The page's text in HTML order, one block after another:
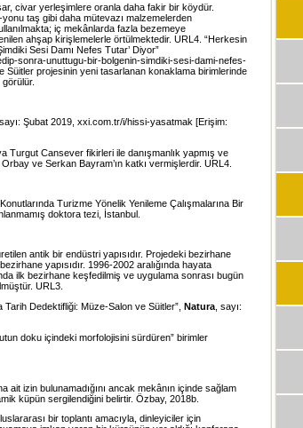
civar yerleşimlere oranla daha fakir bir köydür.
taş gibi daha mütevazı malzemelerden
iç mekânlarda fazla bezemeye
ahşap kirişlemelerle örtülmektedir. URL4. “Herkesin
Sesi Damı Nefes Tutar’ Diyor”
sonra-unuttugu-bir-bolgenin-simdiki-sesi-dami-nefes-
Süitler projesinin yeni tasarlanan konaklama birimlerinde
görülür.
, sayı: Şubat 2019 xxi.com.tr/i/hissi-yasatmak [Erişim:
Turgut Cansever fikirleri ile danışmanlık yapmış ve
ve Serkan Bayram’ın katkı vermişlerdir. URL4.
Turizme Yönelik Yenileme Çalışmalarına Bir
doktora tezi, İstanbul.
antik bir endüstri yapısıdır. Projedeki bezirhane
yapısıdır. 1996-2002 aralığında hayata
ilk bezirhane keşfedilmiş ve uygulama sonrası bugün
URL3.
Dedektifliği: Müze-Salon ve Süitler”, Natura , sayı:
doku içindeki morfolojisini sürdüren” birimler
ait izin bulunamadığını ancak mekânın içinde sağlam
küpün sergilendiğini belirtir. Özbay, 2018b.
bir toplantı amacıyla, dinleyiciler için